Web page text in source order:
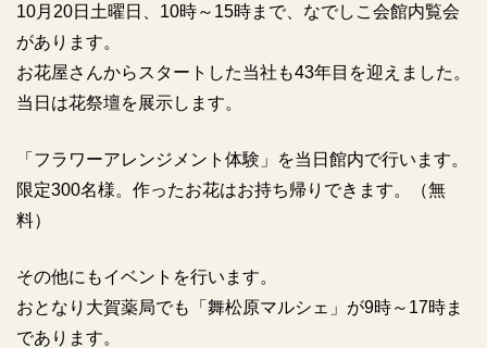
10月20日土曜日、10時～15時まで、なでしこ会館内覧会
があります。
お花屋さんからスタートした当社も43年目を迎えました。
当日は花祭壇を展示します。
「フラワーアレンジメント体験」を当日館内で行います。
限定300名様。作ったお花はお持ち帰りできます。（無
料）
その他にもイベントを行います。
おとなり大賀薬局でも「舞松原マルシェ」が9時～17時ま
であります。